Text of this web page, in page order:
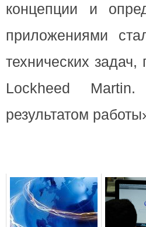
концепции и
приложениями
технических
Lockheed
результатом